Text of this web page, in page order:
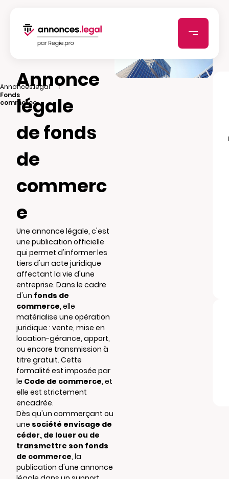
Annonces.legal
|
Fonds
commerce
Annonce
légale
de fonds
de
commerc
e
Une annonce légale, c'est
une publication officielle
qui permet d'informer les
tiers d'un acte juridique
affectant la vie d'une
entreprise. Dans le cadre
d'un fonds de
commerce, elle
matérialise une opération
juridique : vente, mise en
location-gérance, apport,
ou encore transmission à
titre gratuit. Cette
formalité est imposée par
le Code de commerce, et
elle est strictement
encadrée.
Dès qu'un commerçant ou
une société envisage de
céder, de louer ou de
transmettre son fonds
de commerce, la
publication d'une annonce